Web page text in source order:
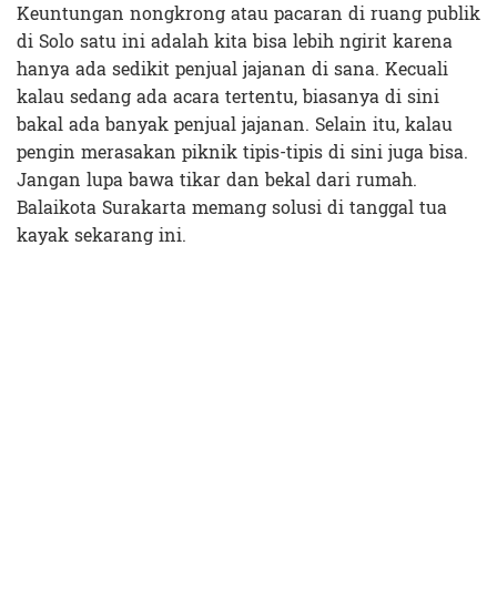
Keuntungan nongkrong atau pacaran di ruang publik
di Solo satu ini adalah kita bisa lebih ngirit karena
hanya ada sedikit penjual jajanan di sana. Kecuali
kalau sedang ada acara tertentu, biasanya di sini
bakal ada banyak penjual jajanan. Selain itu, kalau
pengin merasakan piknik tipis-tipis di sini juga bisa.
Jangan lupa bawa tikar dan bekal dari rumah.
Balaikota Surakarta memang solusi di tanggal tua
kayak sekarang ini.